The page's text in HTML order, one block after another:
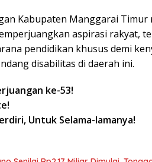
Kabupaten Manggarai
aspirasi rakyat,
pendidikan khusus demi
disabilitas di daerah ini.
ke-53!
Untuk Selama-lamanya!